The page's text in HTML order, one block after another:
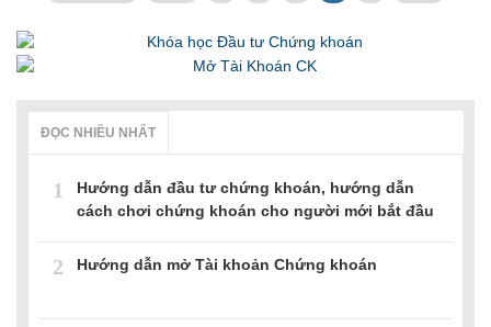
ĐỌC NHIỀU NHẤT
1
Hướng dẫn đầu tư chứng khoán, hướng dẫn
cách chơi chứng khoán cho người mới bắt đầu
2 Hướng dẫn mở Tài khoản Chứng khoán